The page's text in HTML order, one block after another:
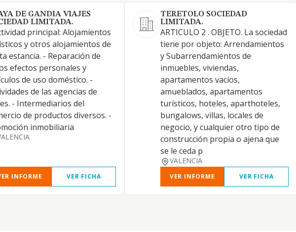
DE GANDIA VIAJES
LIMITADA.
principal: Alojamientos
y otros alojamientos de
estancia. - Reparación de
efectos personales y
de uso doméstico. -
de las agencias de
- Intermediarios del
de productos diversos. -
inmobiliaria
INFORME VER FICHA
TERETOLO SOCIEDAD
LIMITADA.
ARTICULO 2 . OBJETO. La sociedad
tiene por objeto: Arrendamientos
y Subarrendamientos de
inmuebles, viviendas,
apartamentos vacíos,
amueblados, apartamentos
turísticos, hoteles, aparthoteles,
bungalows, villas, locales de
negocio, y cualquier otro tipo de
construcción propia o ajena que
se le ceda p
VALENCIA
VER INFORME VER FICHA